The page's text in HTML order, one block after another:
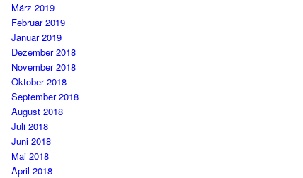
März 2019
Februar 2019
Januar 2019
Dezember 2018
November 2018
Oktober 2018
September 2018
August 2018
Juli 2018
Juni 2018
Mai 2018
April 2018